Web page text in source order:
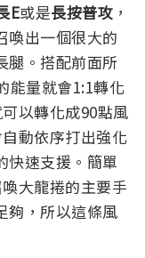
E或是長按普攻 ，
喚出一個很大的
。 搭配前面所
能量就會1:1轉化
以轉化成90點風
自動依序打出強化
快速支援。 簡單
大龍捲的主要手
夠，所以這條風